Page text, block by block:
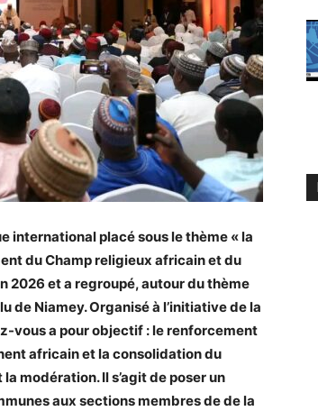
international placé sous le thème « la
du Champ religieux africain et du
2026 et a regroupé, autour du thème
de Niamey. Organisé à l’initiative de la
vous a pour objectif : le renforcement
africain et la consolidation du
modération. Il s’agit de poser un
aux sections membres de de la